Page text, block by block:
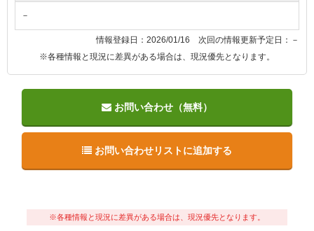
－
情報登録日：2026/01/16 次回の情報更新予定日：－
※各種情報と現況に差異がある場合は、現況優先となります。
お問い合わせ（無料）
お問い合わせリストに追加する
※各種情報と現況に差異がある場合は、現況優先となります。